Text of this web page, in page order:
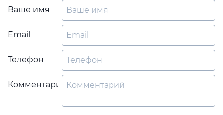
Ваше имя
Email
Телефон
Комментарий